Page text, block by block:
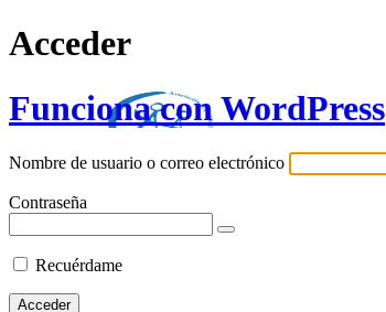
Acceder
Funciona con WordPress
Nombre de usuario o correo electrónico
Contraseña
Recuérdame